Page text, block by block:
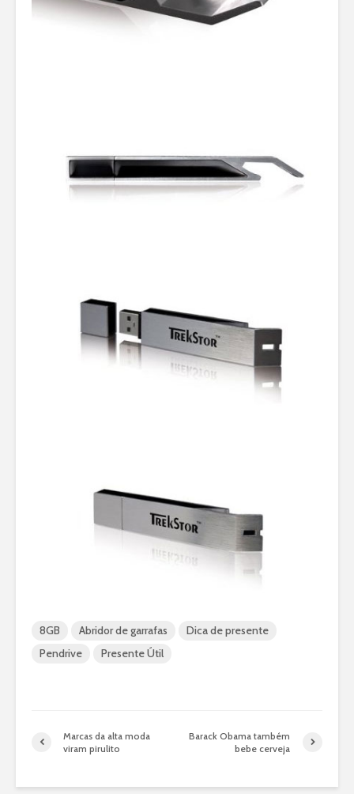
8GB Abridor de garrafas
Dica de presente
Pendrive
Presente Útil
Marcas da alta moda
viram pirulito
Barack Obama também
bebe cerveja